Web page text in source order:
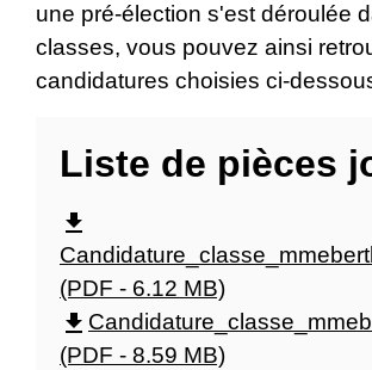
une pré-élection s'est déroulée
classes, vous pouvez ainsi
candidatures choisies ci-
Liste de pièces
file_download
(PDF - 6.12 MB)
file_download
(PDF - 8.59 MB)